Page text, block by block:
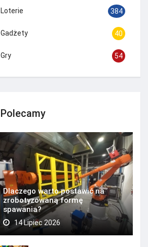
Loterie 384
Gadżety 40
Gry 54
Polecamy
Dlaczego warto postawić na
zrobotyzowaną formę
spawania?
14 Lipiec 2026